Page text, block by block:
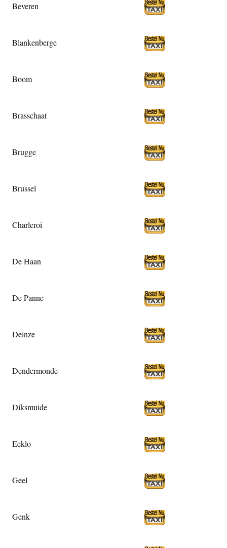
Beveren
Blankenberge
Boom
Brasschaat
Brugge
Brussel
Charleroi
De Haan
De Panne
Deinze
Dendermonde
Diksmuide
Eeklo
Geel
Genk